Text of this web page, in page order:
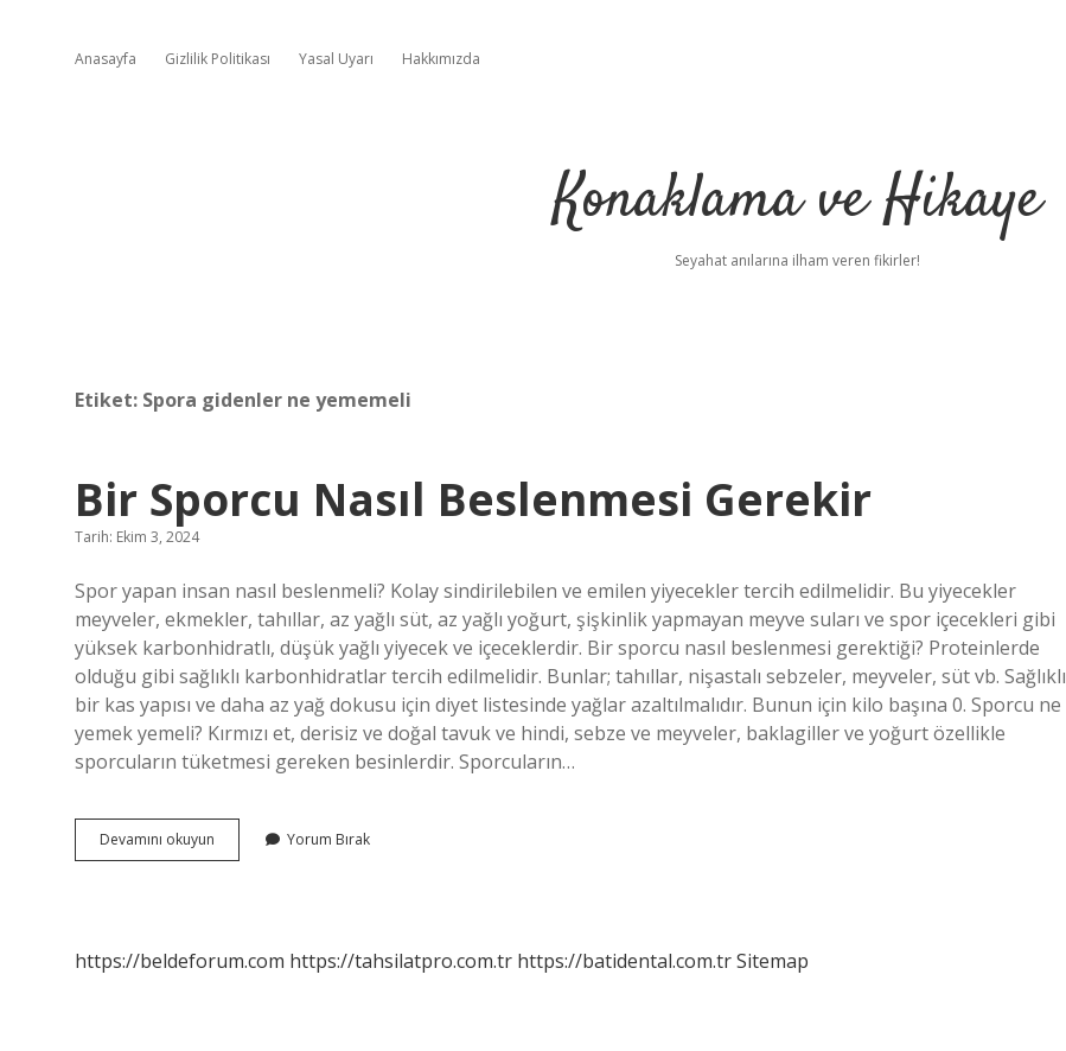
Anasayfa Gizlilik Politikası Yasal Uyarı Hakkımızda
Konaklama ve Hikaye
Seyahat anılarına ilham veren fikirler!
Etiket: Spora gidenler ne yememeli
Bir Sporcu Nasıl Beslenmesi Gerekir
Tarih: Ekim 3, 2024
Spor yapan insan nasıl beslenmeli? Kolay sindirilebilen ve emilen yiyecekler tercih edilmelidir. Bu yiyecekler
meyveler, ekmekler, tahıllar, az yağlı süt, az yağlı yoğurt, şişkinlik yapmayan meyve suları ve spor içecekleri gibi
yüksek karbonhidratlı, düşük yağlı yiyecek ve içeceklerdir. Bir sporcu nasıl beslenmesi gerektiği? Proteinlerde
olduğu gibi sağlıklı karbonhidratlar tercih edilmelidir. Bunlar; tahıllar, nişastalı sebzeler, meyveler, süt vb. Sağlıklı
bir kas yapısı ve daha az yağ dokusu için diyet listesinde yağlar azaltılmalıdır. Bunun için kilo başına 0. Sporcu ne
yemek yemeli? Kırmızı et, derisiz ve doğal tavuk ve hindi, sebze ve meyveler, baklagiller ve yoğurt özellikle
sporcuların tüketmesi gereken besinlerdir. Sporcuların…
Devamını okuyun
Sporcu
Yorum Bırak
https://beldeforum.com https://tahsilatpro.com.tr https://batidental.com.trSitemap